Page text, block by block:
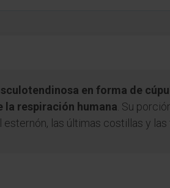
en forma de
respiración humana . Su
esternón, las últimas costillas y